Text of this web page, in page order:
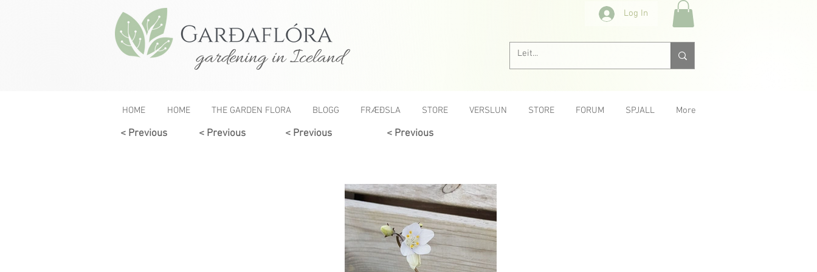
gardening in Iceland
Log In
HOME HOME THE GARDEN FLORA BLOGG FRÆÐSLA STORE VERSLUN STORE FORUM SPJALL More
< Previous < Previous < Previous < Previous